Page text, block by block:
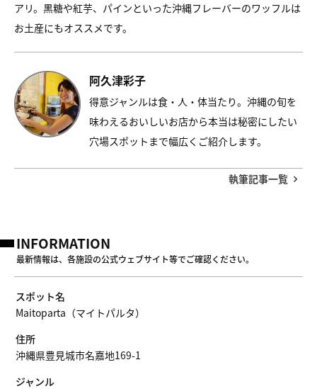
アリ。黒糖や紅芋、パインといった沖縄フレーバーのワッフルは
お土産にもオススメです。
阿久津彩子
得意ジャンルは食・人・体当たり。沖縄の旬を
味わえるおいしいお店から本当は秘密にしたい
穴場スポットまで幅広くご紹介します。
執筆記事一覧
INFORMATION
最新情報は、各施設の公式ウェブサイト等でご確認ください。
スポット名
Maitoparta（マイトパルタ）
住所
沖縄県豊見城市名嘉地169-1
ジャンル